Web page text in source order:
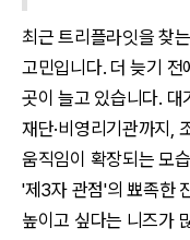
최근 트리플라잇을 찾
고민입니다. 더 늦기
곳이 늘고 있습니다. 대
재단·비영리기관까지,
움직임이 확장되는 모
'제3자 관점'의 뾰족한
높이고 싶다는 니즈가